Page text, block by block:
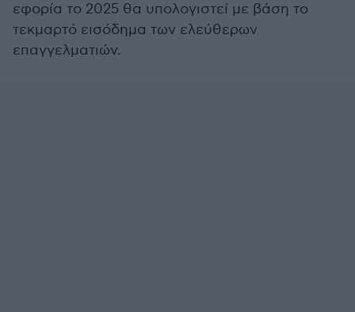
εφορία το 2025 θα υπολογιστεί με βάση το
τεκμαρτό εισόδημα των ελεύθερων
επαγγελματιών.